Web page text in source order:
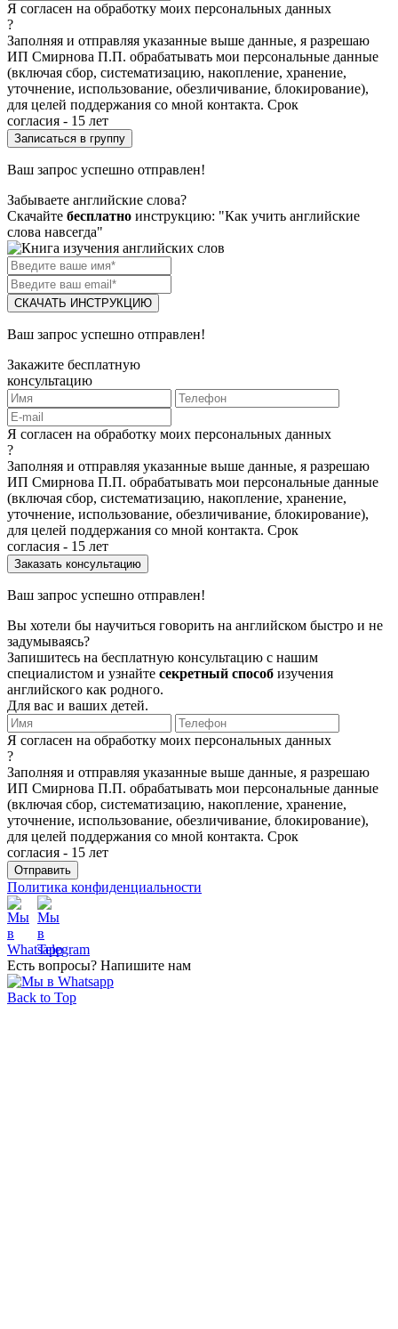
Я согласен на обработку моих персональных данных
?
Заполняя и отправляя указанные выше данные, я разрешаю
ИП Смирнова П.П. обрабатывать мои персональные данные
(включая сбор, систематизацию, накопление, хранение,
уточнение, использование, обезличивание, блокирование),
для целей поддержания со мной контакта. Срок
согласия - 15 лет
Ваш запрос успешно отправлен!
Забываете английские слова?
Скачайте бесплатно инструкцию: "Как учить английские
слова навсегда"
СКАЧАТЬ ИНСТРУКЦИЮ
Ваш запрос успешно отправлен!
Закажите бесплатную
консультацию
Я согласен на обработку моих персональных данных
?
Заполняя и отправляя указанные выше данные, я разрешаю
ИП Смирнова П.П. обрабатывать мои персональные данные
(включая сбор, систематизацию, накопление, хранение,
уточнение, использование, обезличивание, блокирование),
для целей поддержания со мной контакта. Срок
согласия - 15 лет
Ваш запрос успешно отправлен!
Вы хотели бы научиться говорить на английском быстро и не
задумываясь?
Запишитесь на бесплатную консультацию с нашим
специалистом и узнайте секретный способ изучения
английского как родного.
Для вас и ваших детей.
Я согласен на обработку моих персональных данных
?
Заполняя и отправляя указанные выше данные, я разрешаю
ИП Смирнова П.П. обрабатывать мои персональные данные
(включая сбор, систематизацию, накопление, хранение,
уточнение, использование, обезличивание, блокирование),
для целей поддержания со мной контакта. Срок
согласия - 15 лет
Политика конфиденциальности
Есть вопросы? Напишите нам
Back to Top